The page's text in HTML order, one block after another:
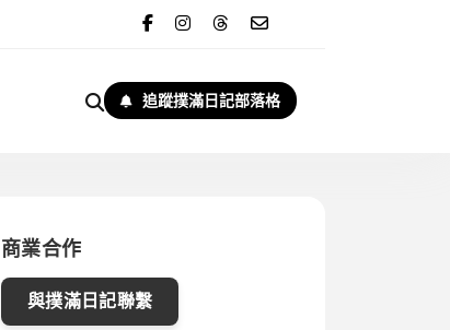
追蹤撲滿日記部落格
商業合作
與撲滿日記聯繫